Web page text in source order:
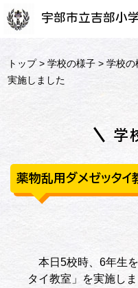
宇部市立吉部小
トップ>学校の様子 >学校の
実施しました
学
薬物乱用ダメゼッタイ
本日5校時、6年生
タイ教室」を実施しま